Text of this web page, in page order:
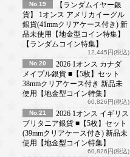
No.19
【ランダムイヤー銀
貨】 1オンス アメリカイーグル
銀貨(41mmクリアケース付き) 新
品未使用【地金型コイン特集】
【ランダムコイン特集】
12,445円(税込)
No.20
2026 1オンス カナダ
メイプル銀貨 ■【5枚】セット
38mmクリアケース付き 新品未
使用【地金型コイン特集】
60,826円(税込)
No.21
2026 1オンス イギリス
ブリタニア銀貨 ■【5枚】セット
(39mmクリアケース付き) 新品未
使用【地金型コイン特集】
60,826円(税込)